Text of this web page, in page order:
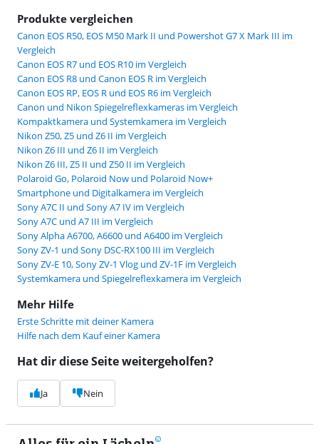
Produkte vergleichen
Canon EOS R50, EOS M50 Mark II und Powershot G7 X Mark III im
Vergleich
Canon EOS R7 und EOS R10 im Vergleich
Canon EOS R8 und Canon EOS R im Vergleich
Canon EOS RP, EOS R und EOS R6 im Vergleich
Canon und Nikon Spiegelreflexkameras im Vergleich
Kompaktkamera und Systemkamera im Vergleich
Nikon Z50, Z5 und Z6 II im Vergleich
Nikon Z6 III und Z6 II im Vergleich
Nikon Z6 III, Z5 II und Z50 II im Vergleich
Polaroid Go, Polaroid Now und Polaroid Now+
Smartphone und Digitalkamera im Vergleich
Sony A7C II und Sony A7 IV im Vergleich
Sony A7C und A7 III im Vergleich
Sony Alpha A6700, A6600 und A6400 im Vergleich
Sony ZV-1 und Sony DSC-RX100 III im Vergleich
Sony ZV-E 10, Sony ZV-1 Vlog und ZV-1F im Vergleich
Systemkamera und Spiegelreflexkamera im Vergleich
Mehr Hilfe
Erste Schritte mit deiner Kamera
Hilfe nach dem Kauf einer Kamera
Hat dir diese Seite weitergeholfen?
Ja Nein